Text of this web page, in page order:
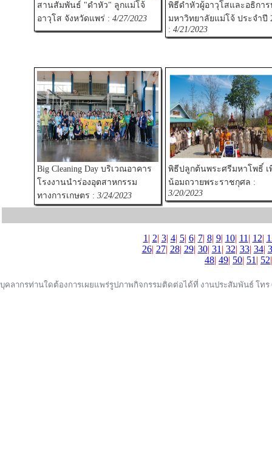
สานสัมพันธ์ "ดำหัว" ลูกแม่โจ้
อาวุโส จังหวัดแพร่ : 4/27/2023
พิธีดำหัวผู้อาวุโสและอธิกา
มหาวิทยาลัยแม่โจ้ ประจำปี
: 4/21/2023
Big Cleaning Day บริเวณอาคาร
โรงงานนำร่องอุตสาหกรรม
ทางการเกษตร : 3/24/2023
พิธีปลูกต้นพระศรีมหาโพธิ์ เ
น้อมถวายพระราชกุศล :
3/20/2023
1 | 2| 3| 4| 5| 6| 7| 8| 9| 10| 11 | 12|
26| 27| 28| 29| 30| 31 | 32| 33| 34|
48| 49| 50| 51 | 52
บุคลากรท่านใดต้องการเผยแพร่รูปภาพกิจกรรมติดต่อได้ที่ งานประสัมพันธ์ โทร